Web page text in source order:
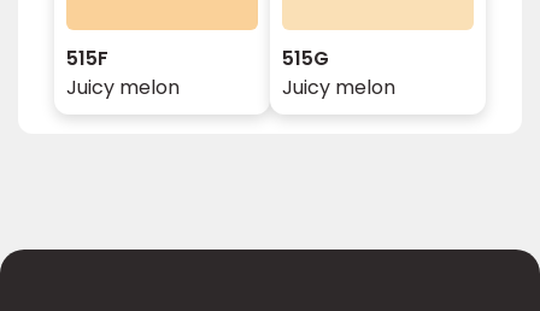
515F
Juicy melon
515G
Juicy melon